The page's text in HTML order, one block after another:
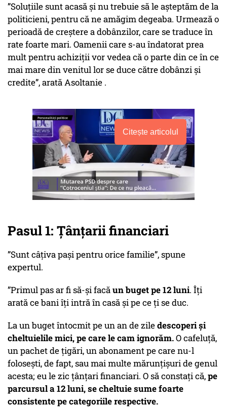
”Soluțiile sunt acasă și nu trebuie să le așteptăm de la
politicieni, pentru că ne amăgim degeaba. Urmează o
perioadă de creștere a dobânzilor, care se traduce în
rate foarte mari. Oamenii care s-au îndatorat prea
mult pentru achiziții vor vedea că o parte din ce în ce
mai mare din venitul lor se duce către dobânzi și
credite”, arată Asoltanie .
Citește articolul
Pasul 1: Țânțarii financiari
”Sunt câțiva pași pentru orice familie”, spune
expertul.
”Primul pas ar fi să-și facăun buget pe 12 luni. Îți
arată ce bani îți intră în casă și pe ce ți se duc.
La un buget întocmit pe un an de ziledescoperi și
cheltuielile mici, pe care le cam ignorăm.O cafeluță,
un pachet de țigări, un abonament pe care nu-l
folosești, de fapt, sau mai multe mărunțișuri de genul
acesta; eu le zic țânțari financiari. O să constați că,pe
parcursul a 12 luni, se cheltuie sume foarte
consistente pe categoriile respective.